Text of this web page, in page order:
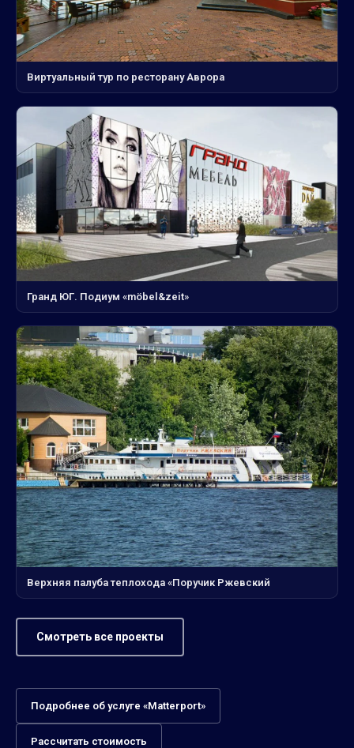
Виртуальный тур по ресторану Аврора
Гранд ЮГ. Подиум «möbel&zeit»
Верхняя палуба теплохода «Поручик Ржевский
Смотреть все проекты
Подробнее об услуге «Matterport»
Рассчитать стоимость